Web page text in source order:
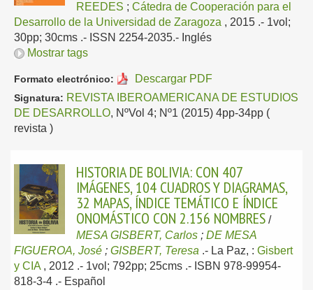
REEDES ; Cátedra de Cooperación para el
Desarrollo de la Universidad de Zaragoza , 2015 .- 1vol;
30pp; 30cms .- ISSN 2254-2035.- Inglés
Mostrar tags
Formato electrónico: Descargar PDF
Signatura: REVISTA IBEROAMERICANA DE ESTUDIOS
DE DESARROLLO, NºVol 4; Nº1 (2015) 4pp-34pp (
revista )
HISTORIA DE BOLIVIA: CON 407
IMÁGENES, 104 CUADROS Y DIAGRAMAS,
32 MAPAS, ÍNDICE TEMÁTICO E ÍNDICE
ONOMÁSTICO CON 2.156 NOMBRES /
MESA GISBERT, Carlos ; DE MESA
FIGUEROA, José ; GISBERT, Teresa .- La Paz, : Gisbert
y CIA , 2012 .- 1vol; 792pp; 25cms .- ISBN 978-99954-
818-3-4 .- Español